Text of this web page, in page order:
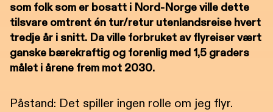
som folk som er bosatt i Nord-Norge ville dette
tilsvare omtrent én tur/retur utenlandsreise hvert
tredje år i snitt. Da ville forbruket av flyreiser vært
ganske bærekraftig og forenlig med 1,5 graders
målet i årene frem mot 2030.
Påstand: Det spiller ingen rolle om jeg flyr.